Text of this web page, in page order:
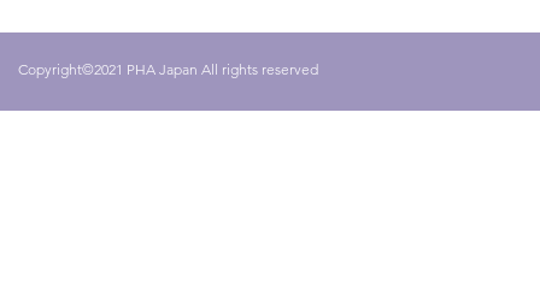
Copyright©2021 PHA Japan All rights reserved